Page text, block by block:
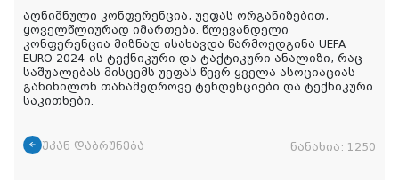
აღნიშნული კონფერენცია, უეფას ორგანიზებით,
ყოველწლიურად იმართება. წლევანდელი
კონფერენცია მიზნად ისახავდა წარმოედგინა UEFA
EURO 2024-ის ტექნიკური და ტაქტიკური ანალიზი, რაც
საშუალებას მისცემს უეფას წევრ ყველა ასოციაციას
განიხილონ თანამედროვე ტენდენციები და ტექნიკური
საკითხები.
უკან დაბრუნება ნანახია: 1250